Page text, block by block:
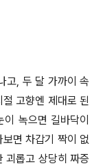
고, 두 달 가까이 속
고향엔 제대로 된
녹으면 길바닥이
면 차갑기 짝이 없
괴롭고 상당히 짜증